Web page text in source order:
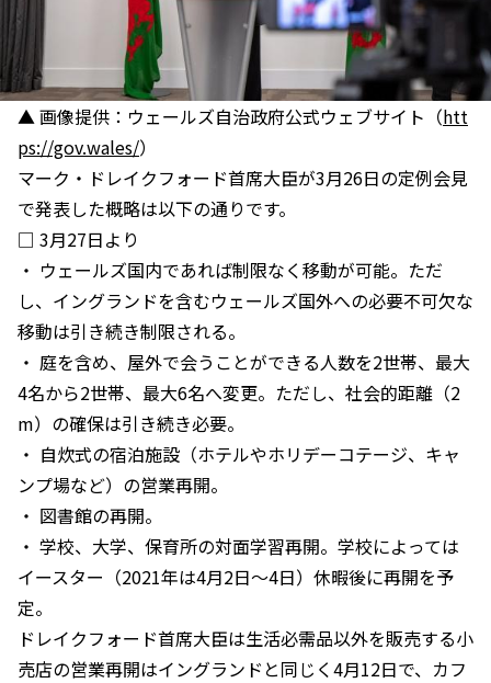
▲ 画像提供：ウェールズ自治政府公式ウェブサイト（htt
ps://gov.wales/）
マーク・ドレイクフォード首席大臣が3月26日の定例会見
で発表した概略は以下の通りです。
□ 3月27日より
・ ウェールズ国内であれば制限なく移動が可能。ただ
し、イングランドを含むウェールズ国外への必要不可欠な
移動は引き続き制限される。
・ 庭を含め、屋外で会うことができる人数を2世帯、最大
4名から2世帯、最大6名へ変更。ただし、社会的距離（2
m）の確保は引き続き必要。
・ 自炊式の宿泊施設（ホテルやホリデーコテージ、キャ
ンプ場など）の営業再開。
・ 図書館の再開。
・ 学校、大学、保育所の対面学習再開。学校によっては
イースター（2021年は4月2日～4日）休暇後に再開を予
定。
ドレイクフォード首席大臣は生活必需品以外を販売する小
売店の営業再開はイングランドと同じく4月12日で、カフ